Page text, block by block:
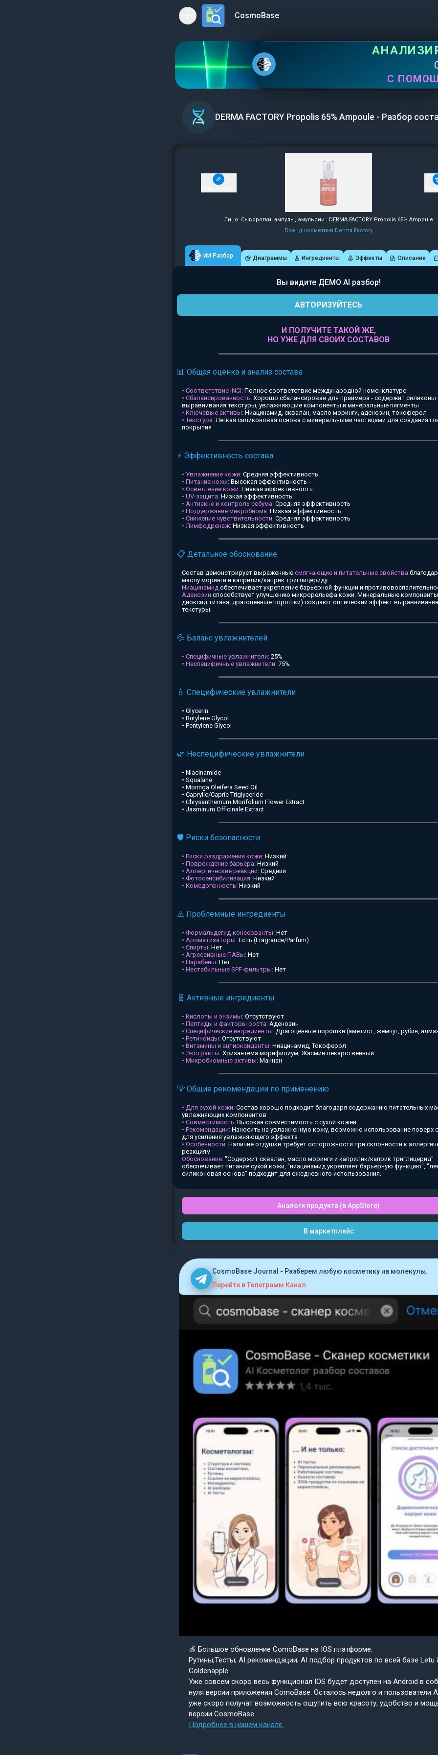
Open main menuCosmoBase
С
DERMA FACTORY Propolis 65% Ampoule - Разбор
Лицо: Сыворотки, ампулы, эмульсии : DERMA FACTORY Propolis 65% Ampoule
Бренд косметики Derma Factory
ИИ Разбор Диаграммы Ингредиенты Эффекты Описание
Вы видите ДЕМО AI разбор!
АВТОРИЗУЙТЕСЬ
И ПОЛУЧИТЕ ТАКОЙ ЖЕ,
НО УЖЕ ДЛЯ СВОИХ СОСТАВОВ
📊 Общая оценка и анализ состава
• Соответствие INCI: Полное соответствие международной номенклатуре
• Сбалансированность: Хорошо сбалансирован для праймера - содержит силиконы
выравнивания текстуры, увлажняющие компоненты и минеральные пигменты
• Ключевые активы: Ниацинамид, сквалан, масло моринги, аденозин, токоферол
• Текстура:Легкая силиконовая основа с минеральными частицами для создания
покрытия
⚡ Эффективность состава
• Увлажнение кожи: Средняя эффективность
• Питание кожи: Высокая эффективность
• Осветление кожи: Низкая эффективность
• UV-защита: Низкая эффективность
• Антиакне и контроль себума: Средняя эффективность
• Поддержание микробиома: Низкая эффективность
• Снижение чувствительности: Средняя эффективность
• Лимфодренаж: Низкая эффективность
📋 Детальное обоснование
Состав демонстрирует выраженные смягчающие и питательные свойства
маслу моринги и каприлик/каприк триглицериду.
Ниацинамид обеспечивает укрепление барьерной функции и
Аденозин способствует улучшению микрорельефа кожи. Минеральные
диоксид титана, драгоценные порошки) создают оптический эффект
текстуры.
💦 Баланс увлажнителей
• Специфичные увлажнители: 25%
• Неспецифичные увлажнители: 75%
💧 Специфические увлажнители
• Glycerin
• Butylene Glycol
• Pentylene Glycol
🌿 Неспецифические увлажнители
• Niacinamide
• Squalane
• Moringa Oleifera Seed Oil
• Caprylic/Capric Triglyceride
• Chrysanthemum Morifolium Flower Extract
• Jasminum Officinale Extract
🛡️ Риски безопасности
• Риски раздражения кожи: Низкий
• Повреждение барьера: Низкий
• Аллергические реакции: Средний
• Фотосенсибилизация: Низкий
• Комедогенность: Низкий
⚠️ Проблемные ингредиенты
• Формальдегид-консерванты: Нет
• Ароматизаторы: Есть (Fragrance/Parfum)
• Спирты: Нет
• Агрессивные ПАВы: Нет
• Парабены: Нет
• Нестабильные SPF-фильтры: Нет
🧬 Активные ингредиенты
• Кислоты и энзимы: Отсутствуют
• Пептиды и факторы роста: Аденозин
• Специфические ингредиенты: Драгоценные порошки (аметист, жемчуг, рубин,
• Ретиноиды: Отсутствуют
• Витамины и антиоксиданты: Ниацинамид, Токоферол
• Экстракты: Хризантема морифилиум, Жасмин лекарственный
• Микробиомные активы: Маннан
💡 Общие рекомендации по применению
• Для сухой кожи: Состав хорошо подходит благодаря содержанию питательных
увлажняющих компонентов
• Совместимость: Высокая совместимость с сухой кожей
• Рекомендации: Наносить на увлажненную кожу, возможно использование поверх
для усиления увлажняющего эффекта
• Особенности: Наличие отдушки требует осторожности при склонности к
реакциям
Обоснование: "Содержит сквалан, масло моринги и каприлик/каприк триглицерид"
обеспечивает питание сухой кожи, "ниацинамид укрепляет барьерную функцию",
силиконовая основа" подходит для ежедневного использования.
Аналоги продукта (в AppStore)
В маркетплейс
CosmoBase Journal - Разберем любую косметику на молекулы.
Перейти в Телеграмм Канал
🍏 Большое обновление ComoBase на IOS платформе.
Рутины;Тесты; AI рекомендации; AI подбор продуктов по всей базе Letu
Goldenapple.
Уже совсем скоро весь функционал IOS будет доступен на Android в
нуля версии приложения ComoBase. Осталось недолго и пользователи
уже скоро получат возможность ощутить всю красоту, удобство и
версии CosmoBase.
Подробнее в нашем канале.